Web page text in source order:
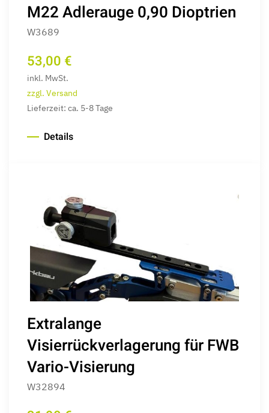
M22 Adlerauge 0,90 Dioptrien
W3689
53,00 €
inkl. MwSt.
zzgl. Versand
Lieferzeit: ca. 5-8 Tage
Details
Extralange
Visierrückverlagerung für FWB
Vario-Visierung
W32894